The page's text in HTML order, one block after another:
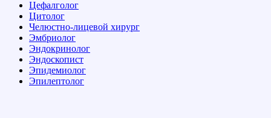
Цефалголог
Цитолог
Челюстно-лицевой хирург
Эмбриолог
Эндокринолог
Эндоскопист
Эпидемиолог
Эпилептолог